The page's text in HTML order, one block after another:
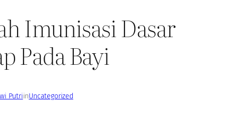
Imunisasi Dasar
Pada Bayi
PutriinUncategorized